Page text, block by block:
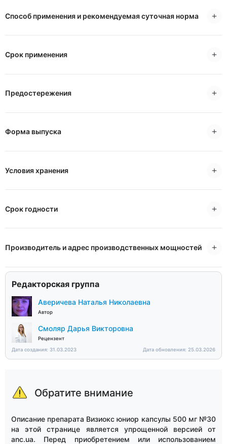
Способ применения и рекомендуемая суточная норма
Срок применения
Предостережения
Форма выпуска
Условия хранения
Срок годности
Производитель и адрес производственных мощностей
Редакторская группа
Аверичева Наталья Николаевна
Автор
Смоляр Дарья Викторовна
Рецензент
Дата создания: 31.03.2023
Дата обновления: 25.03.2026
Обратите внимание
Описание препарата Визиокс юниор капсулы 500 мг №30
на этой странице является упрощенной версией от
anc.ua. Перед приобретением или использованием